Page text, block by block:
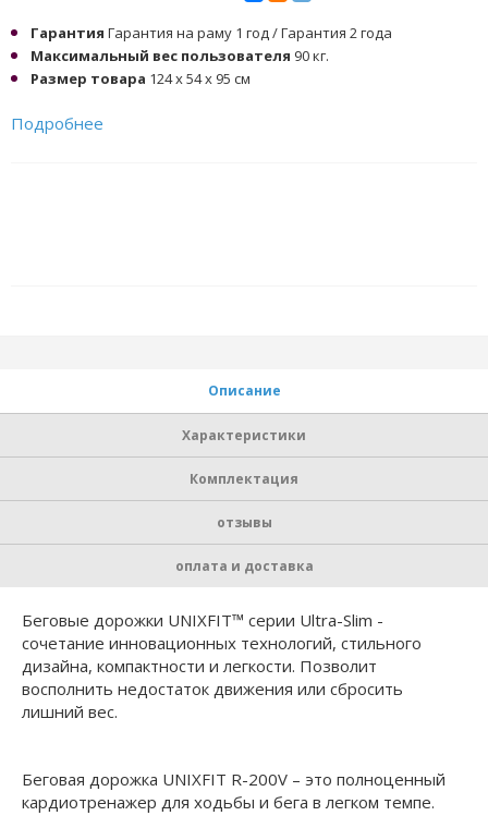
Гарантия Гарантия на раму 1 год / Гарантия 2 года
Максимальный вес пользователя 90 кг.
Размер товара 124 х 54 х 95 см
Подробнее
Описание
Характеристики
Комплектация
отзывы
оплата и доставка
Беговые дорожки UNIXFIT™ серии Ultra-Slim -
сочетание инновационных технологий, стильного
дизайна, компактности и легкости. Позволит
восполнить недостаток движения или сбросить
лишний вес.
Беговая дорожка UNIXFIT R-200V – это полноценный
кардиотренажер для ходьбы и бега в легком темпе.